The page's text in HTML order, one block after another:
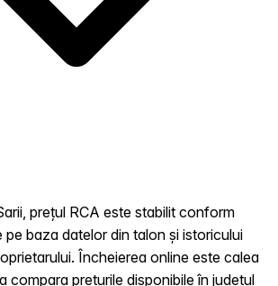
prețul RCA este stabilit conform
pe baza datelor din talon și istoricului
Încheierea online este calea
compara prețurile disponibile în județul